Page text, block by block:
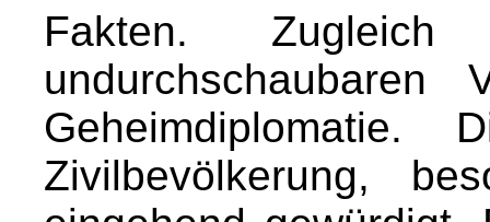
Fakten.
Zivilbevölkerung,